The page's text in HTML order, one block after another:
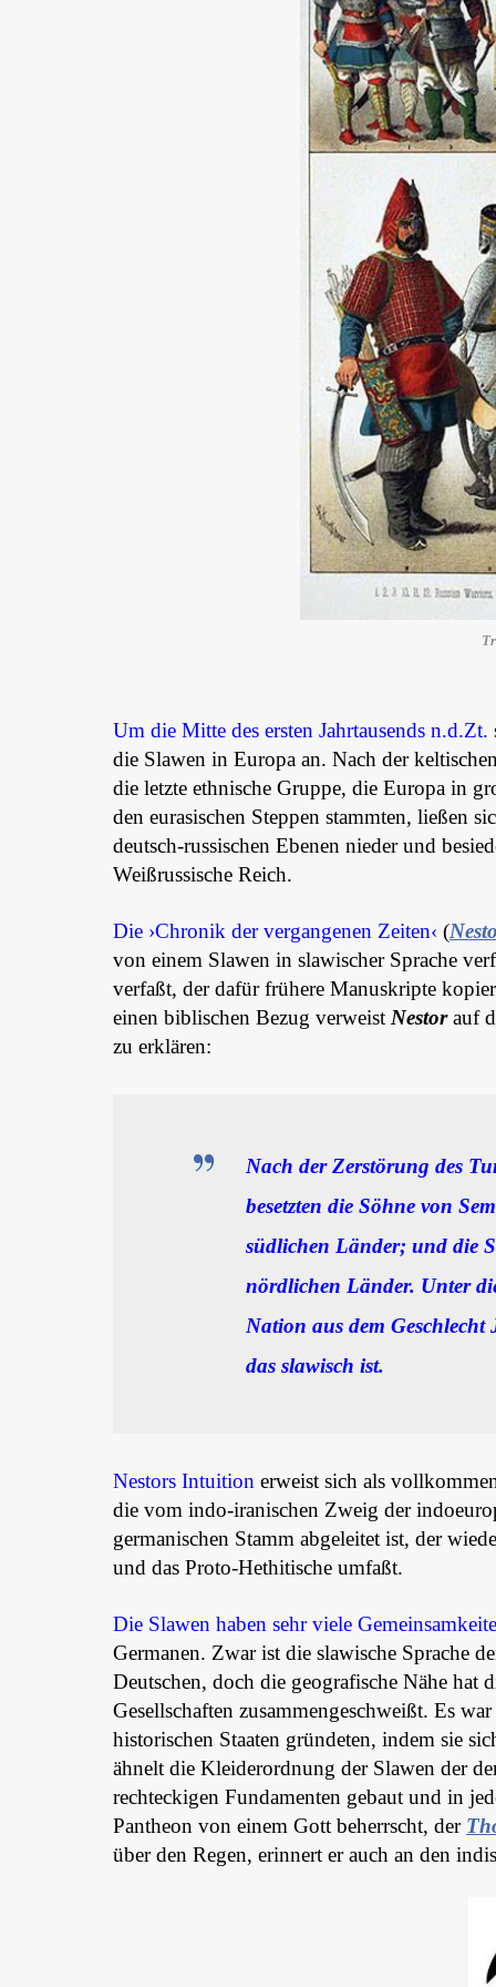
Um die Mitte des ersten Jahrtausends n.d.Zt.
die Slawen in Europa an. Nach der
die letzte ethnische Gruppe, die Europa in
den eurasischen Steppen stammten, ließen
deutsch-russischen Ebenen nieder und
Weißrussische Reich.
Die ›Chronik der vergangenen Zeiten‹ (
von einem Slawen in slawischer Sprache
verfaßt, der dafür frühere Manuskripte
einen biblischen Bezug verweist Nestorauf
zu erklären:
Nach der Zerstörung des
besetzten die Söhne von
südlichen Länder; und die
nördlichen Länder. Unter
Nation aus dem
das slawisch ist.
Nestors Intuition erweist sich als
die vom indo-iranischen Zweig der
germanischen Stamm abgeleitet ist, der
und das Proto-Hethitische umfaßt.
Die Slawen haben sehr viele
Germanen. Zwar ist die slawische Sprache
Deutschen, doch die geografische Nähe hat
Gesellschaften zusammengeschweißt. Es
historischen Staaten gründeten, indem sie
ähnelt die Kleiderordnung der Slawen der
rechteckigen Fundamenten gebaut und in
Pantheon von einem Gott beherrscht, der
über den Regen, erinnert er auch an den